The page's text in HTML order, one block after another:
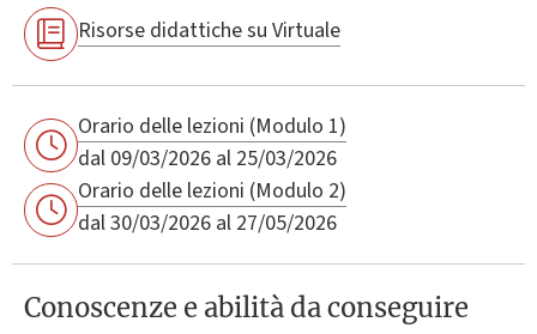
Risorse didattiche su Virtuale
Orario delle lezioni (Modulo 1)
dal 09/03/2026 al 25/03/2026
Orario delle lezioni (Modulo 2)
dal 30/03/2026 al 27/05/2026
Conoscenze e abilità da conseguire